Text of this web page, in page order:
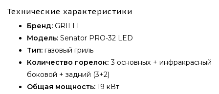
Технические характеристики
Бренд: GRILLI
Модель: Senator PRO-32 LED
Тип: газовый гриль
Количество горелок: 3 основных + инфракрасный
боковой + задний (3+2)
Общая мощность: 19 кВт